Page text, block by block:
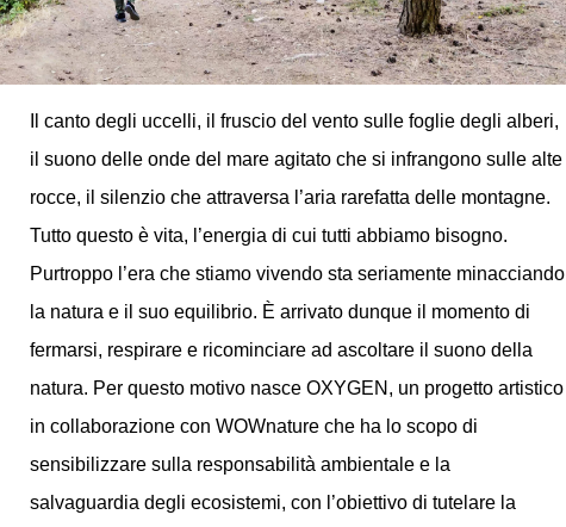
Il canto degli uccelli, il fruscio del vento sulle foglie degli alberi,
il suono delle onde del mare agitato che si infrangono sulle alte
rocce, il silenzio che attraversa l’aria rarefatta delle montagne.
Tutto questo è vita, l’energia di cui tutti abbiamo bisogno.
Purtroppo l’era che stiamo vivendo sta seriamente minacciando
la natura e il suo equilibrio. È arrivato dunque il momento di
fermarsi, respirare e ricominciare ad ascoltare il suono della
natura. Per questo motivo nasceOXYGEN, un progetto artistico
in collaborazione conWOWnature che ha lo scopo di
sensibilizzare sulla responsabilità ambientale e la
salvaguardia degli ecosistemi, con l’obiettivo di tutelare la